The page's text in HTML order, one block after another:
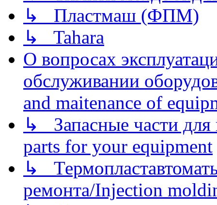
↳ Пластмаш (ФПМ)
↳ Tahara
О вопросах
обслуживании
and maitenance of
↳ Запасные части для
parts for your equipment
↳
ремонта/Injection